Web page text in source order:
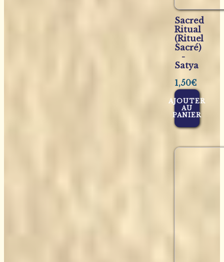
Sacred
Ritual
(Rituel
Sacré)
-
Satya
1,50€
AJOUTER
AU
PANIER